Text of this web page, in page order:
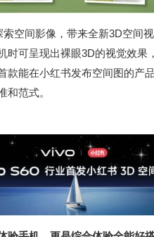
空间影像，带来全新3D空间
时可呈现出裸眼3D的视觉效果
款能在小红书发布空间图的产
和范式。